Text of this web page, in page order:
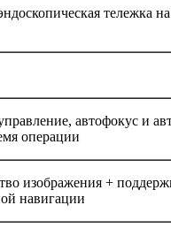
тележка
автофокус и
операции
изображения +
навигации